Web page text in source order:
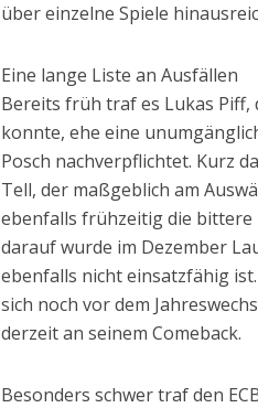
über einzelne Spiele
Eine lange Liste an Ausfällen
Bereits früh traf es Lukas
konnte, ehe eine
Posch nachverpflichtet. Kurz
Tell, der maßgeblich am
ebenfalls frühzeitig die bittere
darauf wurde im Dezember
ebenfalls nicht einsatzfähig
sich noch vor dem
derzeit an seinem Comeback.
Besonders schwer traf den